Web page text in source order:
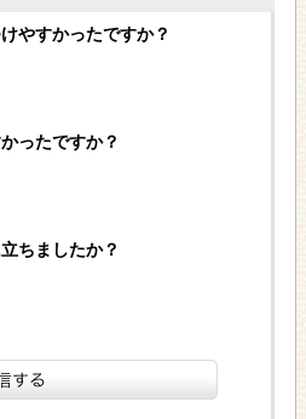
やすかったですか？
ったですか？
ちましたか？